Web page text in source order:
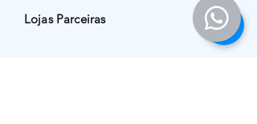
Lojas Parceiras